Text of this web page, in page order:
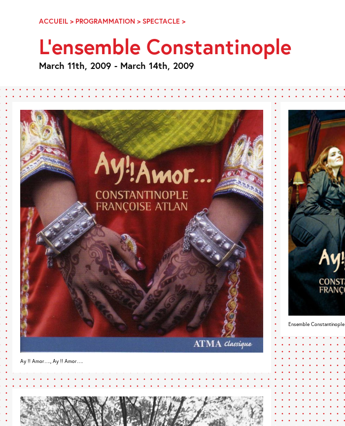
NavigationACCUEIL > PROGRAMMATION > SPECTACLE >L’ENSEMBLE
L’ensemble Constantinople
March 11th, 2009 - March 14th, 2009
Ay !! Amor…., Ay !! Amor….
Ensemble Constantinople